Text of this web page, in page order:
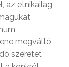
az etnikailag
megváltó
szeretet